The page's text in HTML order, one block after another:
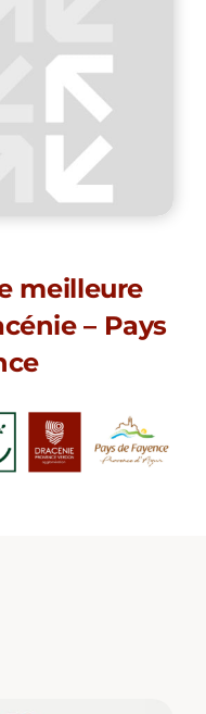
meilleure
– Pays